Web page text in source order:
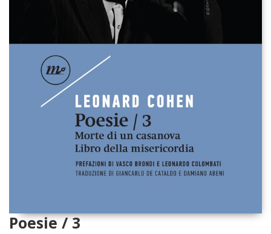
Poesie / 3